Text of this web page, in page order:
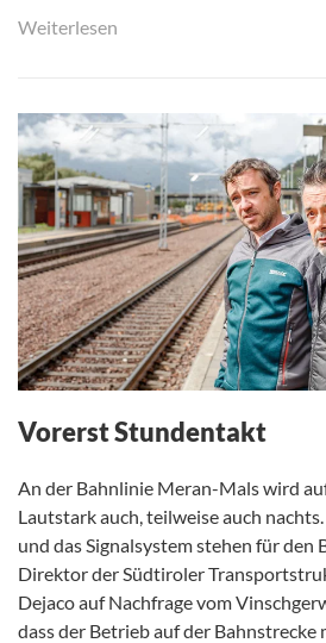
Weiterlesen
Vorerst Stundentakt
An der Bahnlinie Meran-Mals wird
Lautstark auch, teilweise auch
und das Signalsystem stehen für den
Direktor der Südtiroler
Dejaco auf Nachfrage vom
dass der Betrieb auf der Bahnstrecke